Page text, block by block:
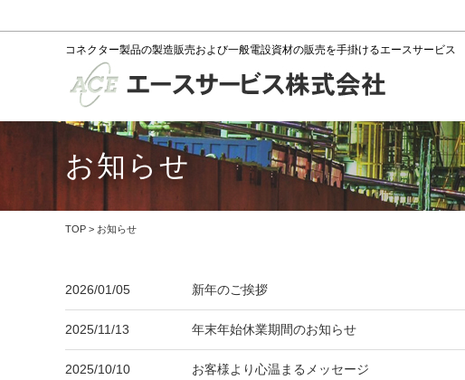
コネクター製品の製造販売および一般電設資材の販売を手掛けるエースサービス
お知らせ
TOP > お知らせ
2026/01/05 新年のご挨拶
2025/11/13 年末年始休業期間のお知らせ
2025/10/10 お客様より心温まるメッセージ